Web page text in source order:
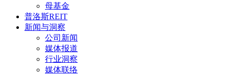
母基金
普洛斯REIT
新闻与洞察
公司新闻
媒体报道
行业洞察
媒体联络